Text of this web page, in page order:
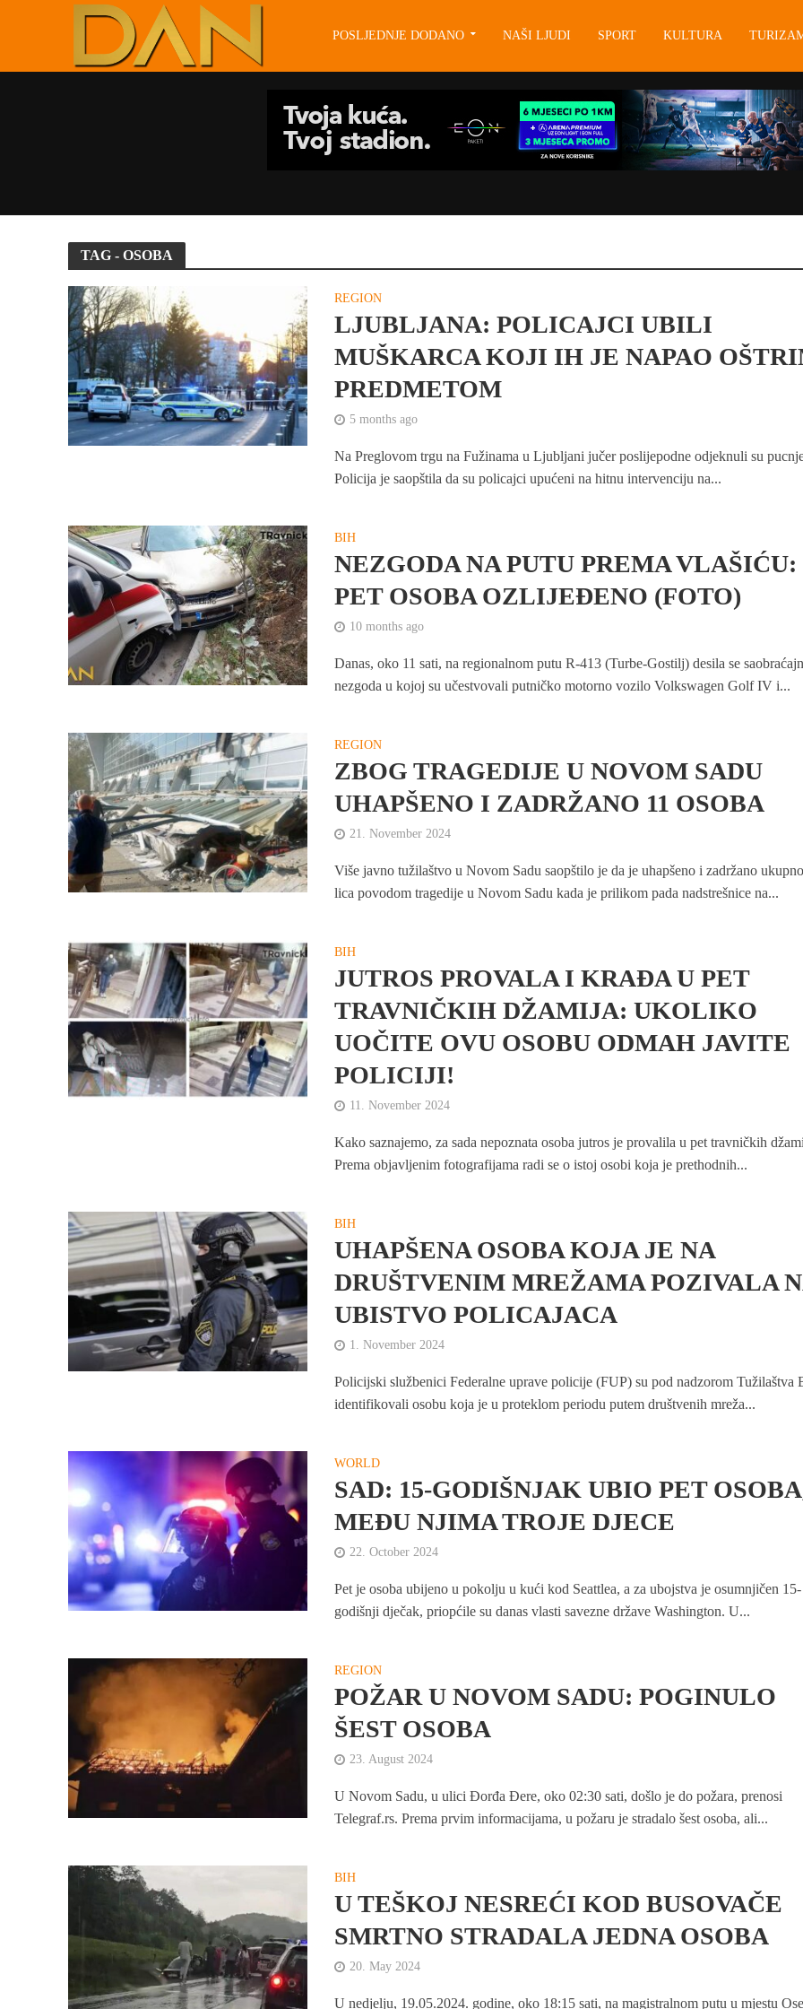
POSLJEDNJE DODANO NAŠI LJUDI SPORT KULTURA
TAG - OSOBA
REGION
LJUBLJANA: POLICAJCI UBILI
MUŠKARCA KOJI IH JE NAPAO
PREDMETOM
5 months ago
Na Preglovom trgu na Fužinama u Ljubljani jučer poslijepodne odjeknuli su
Policija je saopštila da su policajci upućeni na hitnu intervenciju na...
BIH
NEZGODA NA PUTU PREMA VLAŠIĆU:
PET OSOBA OZLIJEĐENO (FOTO)
10 months ago
Danas, oko 11 sati, na regionalnom putu R-413 (Turbe-Gostilj) desila se
nezgoda u kojoj su učestvovali putničko motorno vozilo Volkswagen Golf IV i...
REGION
ZBOG TRAGEDIJE U NOVOM SADU
UHAPŠENO I ZADRŽANO 11 OSOBA
21. November 2024
Više javno tužilaštvo u Novom Sadu saopštilo je da je uhapšeno i zadržano
lica povodom tragedije u Novom Sadu kada je prilikom pada nadstrešnice na...
BIH
JUTROS PROVALA I KRAĐA U PET
TRAVNIČKIH DŽAMIJA: UKOLIKO
UOČITE OVU OSOBU ODMAH JAVITE
POLICIJI!
11. November 2024
Kako saznajemo, za sada nepoznata osoba jutros je provalila u pet travničkih
Prema objavljenim fotografijama radi se o istoj osobi koja je prethodnih...
BIH
UHAPŠENA OSOBA KOJA JE NA
DRUŠTVENIM MREŽAMA POZIVALA
UBISTVO POLICAJACA
1. November 2024
Policijski službenici Federalne uprave policije (FUP) su pod nadzorom Tužilaštva
identifikovali osobu koja je u proteklom periodu putem društvenih mreža...
WORLD
SAD: 15-GODIŠNJAK UBIO PET
MEĐU NJIMA TROJE DJECE
22. October 2024
Pet je osoba ubijeno u pokolju u kući kod Seattlea, a za ubojstva je osumnjičen 15-
godišnji dječak, priopćile su danas vlasti savezne države Washington. U...
REGION
POŽAR U NOVOM SADU: POGINULO
ŠEST OSOBA
23. August 2024
U Novom Sadu, u ulici Đorđa Đere, oko 02:30 sati, došlo je do požara, prenosi
Telegraf.rs. Prema prvim informacijama, u požaru je stradalo šest osoba, ali...
BIH
U TEŠKOJ NESREĆI KOD BUSOVAČE
SMRTNO STRADALA JEDNA OSOBA
20. May 2024
U nedjelju, 19.05.2024. godine, oko 18:15 sati, na magistralnom putu u mjestu